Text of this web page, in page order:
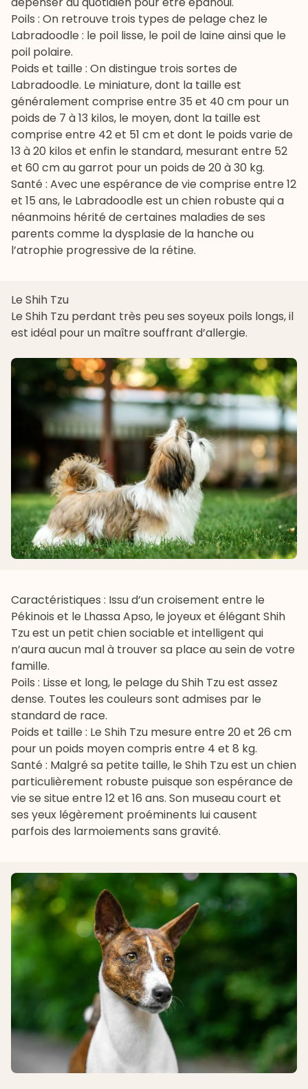
Poils : On retrouve trois types de pelage chez le
Labradoodle : le poil lisse, le poil de laine ainsi que le
poil polaire.
Poids et taille : On distingue trois sortes de
Labradoodle. Le miniature, dont la taille est
généralement comprise entre 35 et 40 cm pour un
poids de 7 à 13 kilos, le moyen, dont la taille est
comprise entre 42 et 51 cm et dont le poids varie de
13 à 20 kilos et enfin le standard, mesurant entre 52
et 60 cm au garrot pour un poids de 20 à 30 kg.
Santé : Avec une espérance de vie comprise entre 12
et 15 ans, le Labradoodle est un chien robuste qui a
néanmoins hérité de certaines maladies de ses
parents comme ladysplasie de la hanche ou
l’atrophie progressive de la rétine.
Le Shih Tzu
Le Shih Tzu perdant très peu ses soyeux poils longs, il
est idéal pour un maître souffrant d’allergie.
Caractéristiques : Issu d’un croisement entre le
Pékinois et le Lhassa Apso, le joyeux et élégant Shih
Tzu est un petit chien sociable et intelligent qui
n’aura aucun mal à trouver sa place au sein de votre
famille.
Poils : Lisse et long, le pelage du Shih Tzu est assez
dense. Toutes les couleurs sont admises par le
standard de race.
Poids et taille : Le Shih Tzu mesure entre 20 et 26 cm
pour un poids moyen compris entre 4 et 8 kg.
Santé : Malgré sa petite taille, le Shih Tzu est un chien
particulièrement robuste puisque son espérance de
vie se situe entre 12 et 16 ans. Son museau court et
ses yeux légèrement proéminents lui causent
parfois des larmoiements sans gravité.